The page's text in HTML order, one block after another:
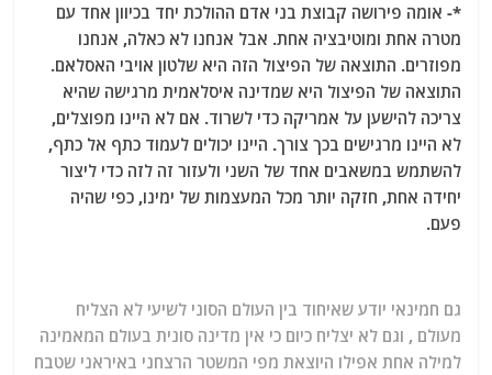
*- אומה פירושה קבוצת בני אדם ההולכת יחד בכיוון אחד עם
מטרה אחת ומוטיבציה אחת. אבל אנחנו לא כאלה, אנחנו
מפוזרים. התוצאה של הפיצול הזה היא שלטון אויבי האסלאם.
התוצאה של הפיצול היא שמדינה איסלאמית מרגישה שהיא
צריכה להישען על אמריקה כדי לשרוד. אם לא היינו מפוצלים,
לא היינו מרגישים בכך צורך. היינו יכולים לעמוד כתף אל כתף,
להשתמש במשאבים אחד של השני ולעזור זה לזה כדי ליצור
יחידה אחת, חזקה יותר מכל המעצמות של ימינו, כפי שהיה
פעם.
גם חמינאי יודע שאיחוד בין העולם הסוני לשיעי לא הצליח
מעולם , וגם לא יצליח כיום כי אין מדינה סונית בעולם המאמינה
למילה אחת אפילו היוצאת מפי המשטר הרצחני באיראני שטבח